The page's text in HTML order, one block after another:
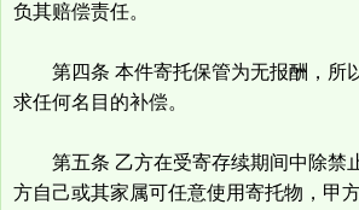
负其赔偿责任。
第四条 本件寄托保管为无报酬，所
求任何名目的补偿。
第五条 乙方在受寄存续期间中除禁
方自己或其家属可任意使用寄托物，甲